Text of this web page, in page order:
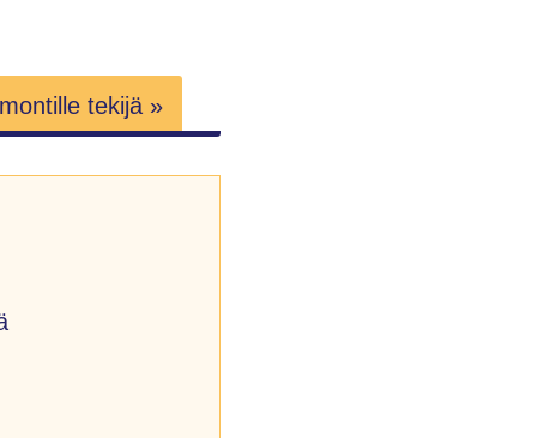
tekijä »